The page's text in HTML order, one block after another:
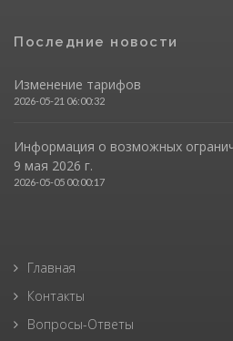
Последние новости
Изменение тарифов
2026-05-21 06:00:32
Информация о возможных
9 мая 2026 г.
2026-05-05 00:00:17
Главная
Контакты
Вопросы-Ответы